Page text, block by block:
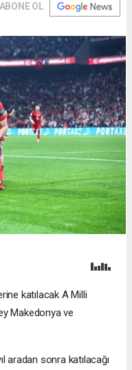
ABONE OL
katılacak A Milli
Makedonya ve
aradan sonra katılacağı